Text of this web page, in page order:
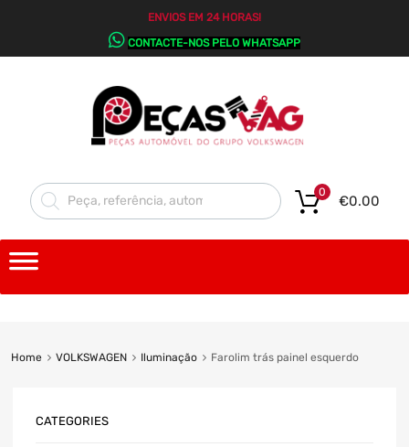
ENVIOS EM 24 HORAS!
CONTACTE-NOS PELO WHATSAPP
€0.00
0
Home VOLKSWAGEN Iluminação Farolim trás painel esquerdo
CATEGORIES